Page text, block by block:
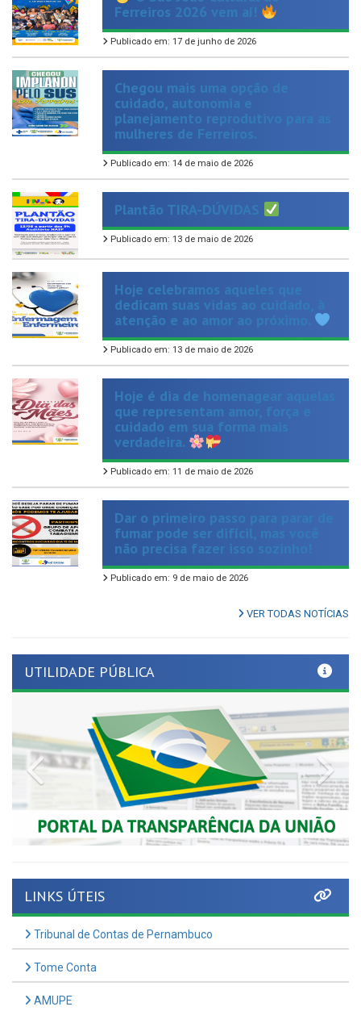
Publicado em: 17 de junho de 2026
Chegou mais uma opção de
cuidado, autonomia e
planejamento reprodutivo para as
mulheres de Ferreiros.
Publicado em: 14 de maio de 2026
Plantão TIRA-DÚVIDAS
Publicado em: 13 de maio de 2026
Hoje celebramos aqueles que
dedicam suas vidas ao cuidado, à
atenção e ao amor ao próximo.
Publicado em: 13 de maio de 2026
Hoje é dia de homenagear aquelas
que representam amor, força e
cuidado em sua forma mais
verdadeira.
Publicado em: 11 de maio de 2026
Dar o primeiro passo para parar de
fumar pode ser difícil, mas você
não precisa fazer isso sozinho!
Publicado em: 9 de maio de 2026
VER TODAS NOTÍCIAS
Previous
Tribunal de Contas de Pernambuco
Tome Conta
AMUPE
Governo de Pernambuco